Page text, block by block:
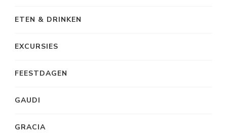
ETEN & DRINKEN
EXCURSIES
FEESTDAGEN
GAUDI
GRACIA